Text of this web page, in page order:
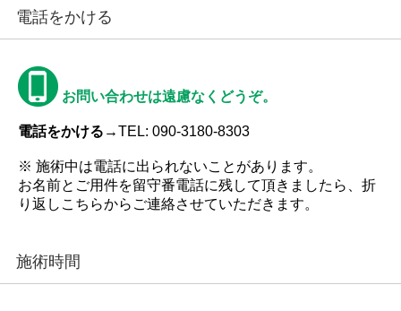
電話をかける
お問い合わせは遠慮なくどうぞ。
電話をかける→TEL: 090-3180-8303
※ 施術中は電話に出られないことがあります。
お名前とご用件を留守番電話に残して頂きましたら、折
り返しこちらからご連絡させていただきます。
施術時間